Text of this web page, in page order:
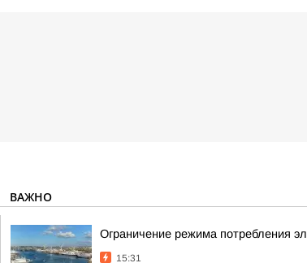
ВАЖНО
Ограничение режима потребления
15:31